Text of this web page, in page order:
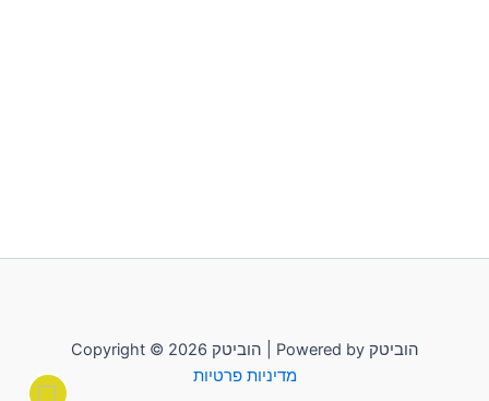
Copyright © 2026 הוביטק | Powered by הוביטק
מדיניות פרטיות